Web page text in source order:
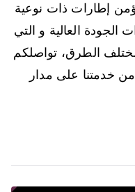
إطارات ذات نوعية
الجودة العالية و التي
الطرق، تواصلكم
من خدمتنا على مدار